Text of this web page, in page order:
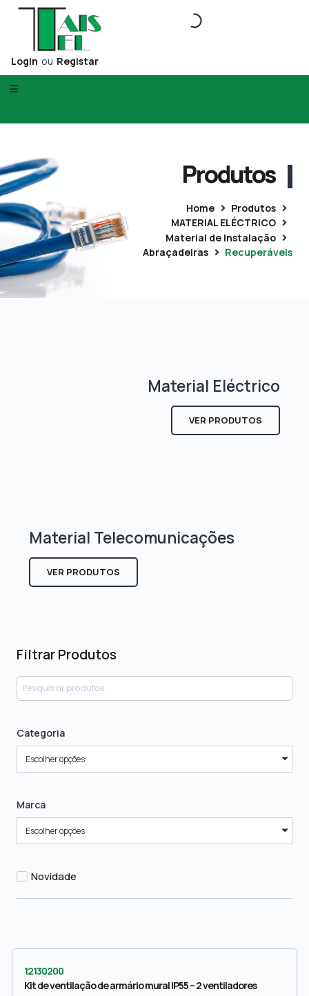
Login ou Registar
Produtos
Home
Produtos
MATERIAL ELÉCTRICO
Material de Instalação
Abraçadeiras
Recuperáveis
Filtrar Produtos
Categoria
Escolher opções
Marca
Escolher opções
Novidade
Material Eléctrico
VER PRODUTOS
Material Telecomunicações
VER PRODUTOS
12130200
Kit de ventilação de armário mural IP55 – 2 ventiladores